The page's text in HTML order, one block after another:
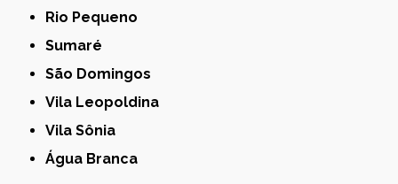
Rio Pequeno
Sumaré
São Domingos
Vila Leopoldina
Vila Sônia
Água Branca